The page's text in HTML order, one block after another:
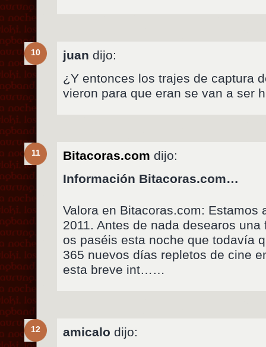
10 juan dijo:
¿Y entonces los trajes de captura
vieron para que eran se van a ser
11 Bitacoras.com dijo:
Información Bitacoras.com…
Valora en Bitacoras.com: Estamos
2011. Antes de nada desearos
os paséis esta noche que todavía
365 nuevos días repletos de cine
esta breve int……
12 amicalo dijo: